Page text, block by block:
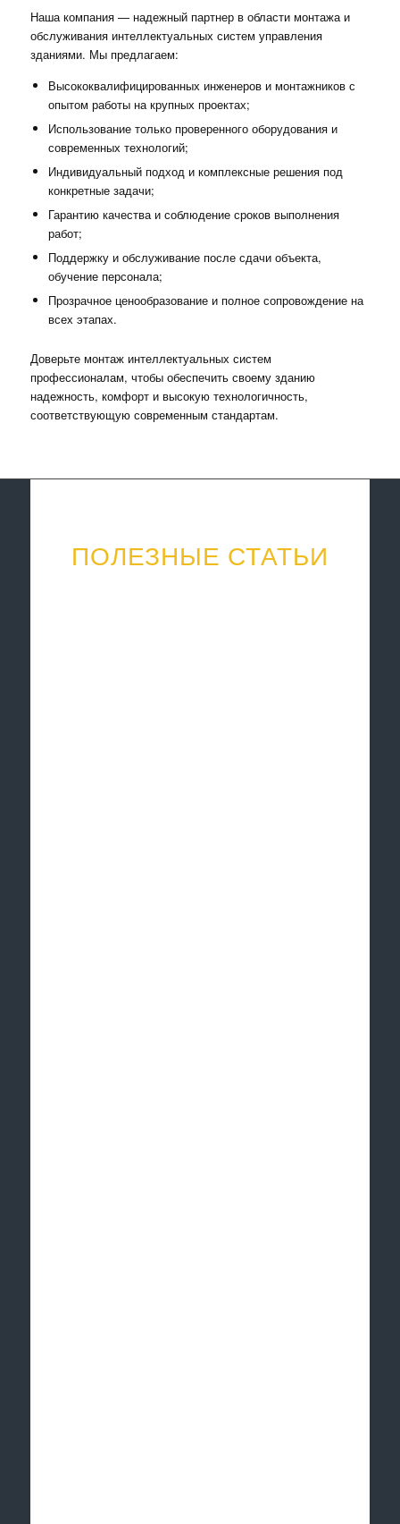
Наша компания — надежный партнер в области монтажа и
обслуживания интеллектуальных систем управления
зданиями. Мы предлагаем:
Высококвалифицированных инженеров и монтажников с
опытом работы на крупных проектах;
Использование только проверенного оборудования и
современных технологий;
Индивидуальный подход и комплексные решения под
конкретные задачи;
Гарантию качества и соблюдение сроков выполнения
работ;
Поддержку и обслуживание после сдачи объекта,
обучение персонала;
Прозрачное ценообразование и полное сопровождение на
всех этапах.
Доверьте монтаж интеллектуальных систем
профессионалам, чтобы обеспечить своему зданию
надежность, комфорт и высокую технологичность,
соответствующую современным стандартам.
ПОЛЕЗНЫЕ СТАТЬИ